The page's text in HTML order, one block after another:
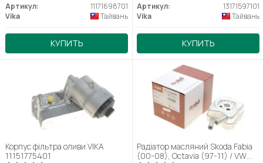
Артикул:
11171698701
Vika
Тайвань
КУПИТЬ
Артикул:
13171597101
Vika
Тайвань
КУПИТЬ
Корпус фільтра оливи VIKA
11151775401
Радіатор масляний Skoda Fabia
(00-08), Octavia (97-11) / VW